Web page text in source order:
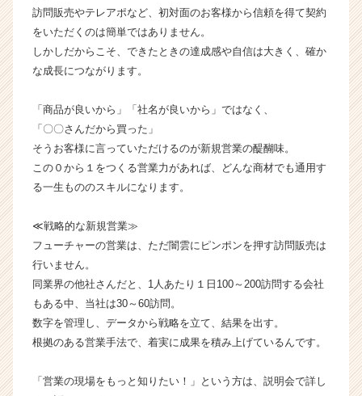
ャ
リ
ア
（C
e
r
C
a
r
e
訪問販売やテレアポなど、初対面のお客様から信頼を得て契約
をいただくのは簡単ではありません。
しかしだからこそ、できたときの達成感や自信は大きく、確か
な成長につながります。
「商品が良いから」「社名が良いから」ではなく、
「〇〇さんだから買った」
そうお客様に言っていただけるのが新規営業の醍醐味。
この０から１をつくる営業力があれば、どんな商材でも通用す
る一生もののスキルになります。
≪戦略的な新規営業≫
フューチャーの営業は、ただ闇雲にピンポンを押す訪問販売は
行いません。
同業界の他社さんだと、1人あたり１日100～200訪問する会社
もある中、当社は30～60訪問。
数字を管理し、データから戦略を立て、結果を出す。
根拠のある営業手法で、着実に成果を積み上げているんです。
「営業の現場をもっと知りたい！」という方は、説明会で詳し